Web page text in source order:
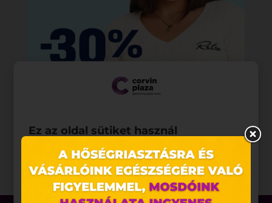
Ez az oldal sütiket használ
Weboldalunkon „cookie"-kat (továbbiakban „süti")
alkalmazunk. Ezek olyan fájlok, melyek információt
tárolnak webes böngészőjében. Ehhez az Ön
hozzájárulása szükséges.